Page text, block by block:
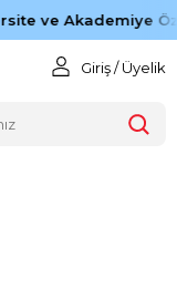
ve Akademiye
Giriş / Üyelik